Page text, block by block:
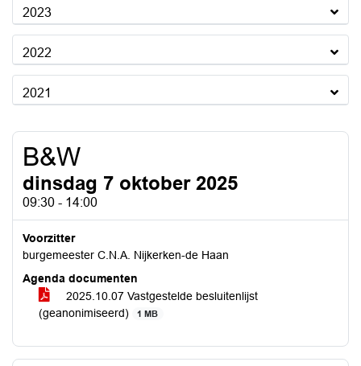
2023
2022
2021
B&W
dinsdag 7 oktober 2025
09:30 - 14:00
Voorzitter
burgemeester C.N.A. Nijkerken-de Haan
Agenda documenten
2025.10.07 Vastgestelde besluitenlijst
(geanonimiseerd)
1 MB